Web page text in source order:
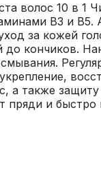
волос 10 в 1
B3 и
за кожей
до кончиков.
а также
пряди и быстро